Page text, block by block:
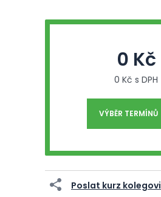
0 Kč
0 Kč s DPH
VÝBĚR TERMÍNŮ
Poslat kurz kolegovi